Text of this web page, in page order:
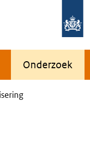
Onderzoek